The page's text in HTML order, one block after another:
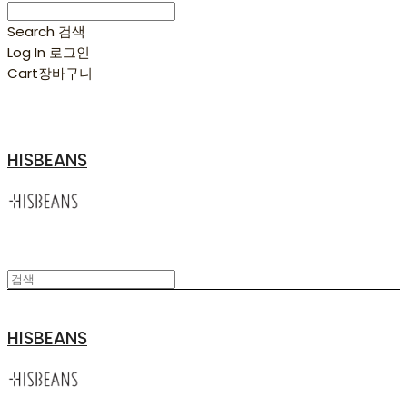
Search 검색
Log In 로그인
Cart장바구니
HISBEANS
HISBEANS